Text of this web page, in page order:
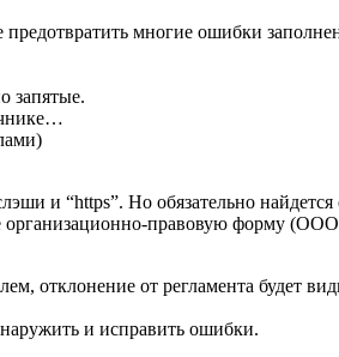
многие ошибки
запятые.
и “https”. Но обязательно найдется
организационно-правовую форму
отклонение от регламента будет
и исправить ошибки.